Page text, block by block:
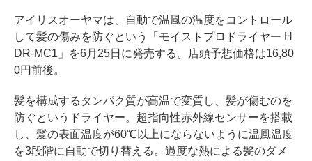
アイリスオーヤマは、自動で温風の温度をコントロール
して髪の傷みを防ぐという「モイストプロドライヤー H
DR-MC1」を6月25日に発売する。店頭予想価格は16,80
0円前後。
髪を構成するタンパク質が高温で変質し、髪が傷むのを
防ぐというドライヤー。超指向性赤外線センサーを搭載
し、髪の表面温度が60℃以上にならないように温風温度
を3段階に自動で切り替える。過度な熱による髪のダメ